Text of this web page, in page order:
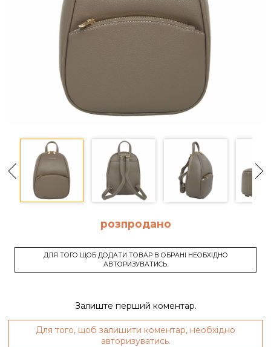
розпродано
ДЛЯ ТОГО ЩОБ ДОДАТИ ТОВАР В ОБРАНІ НЕОБХІДНО
АВТОРИЗУВАТИСЬ.
Залиште перший коментар.
Для того, щоб залишити коментар, необхідно
авторизуватись.